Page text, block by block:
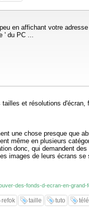
en affichant votre
' du PC ...
tailles et résolutions d'écran,
une chose presque que
même en plusieurs
donc, qui demandent
images de leurs écrans
des-fonds-d-ecran-en-grand-
refok taille tuto